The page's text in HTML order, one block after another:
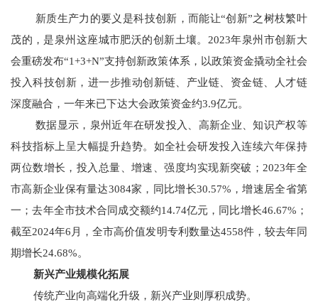
新质生产力的要义是科技创新，而能让“创新”之树枝繁叶
茂的，是泉州这座城市肥沃的创新土壤。2023年泉州市创新大
会重磅发布“1+3+N”支持创新政策体系，以政策资金撬动全社会
投入科技创新，进一步推动创新链、产业链、资金链、人才链
深度融合，一年来已下达大会政策资金约3.9亿元。
数据显示，泉州近年在研发投入、高新企业、知识产权等
科技指标上呈大幅提升趋势。如全社会研发投入连续六年保持
两位数增长，投入总量、增速、强度均实现新突破；2023年全
市高新企业保有量达3084家，同比增长30.57%，增速居全省第
一；去年全市技术合同成交额约14.74亿元，同比增长46.67%；
截至2024年6月，全市高价值发明专利数量达4558件，较去年同
期增长24.68%。
新兴产业规模化拓展
传统产业向高端化升级，新兴产业则厚积成势。